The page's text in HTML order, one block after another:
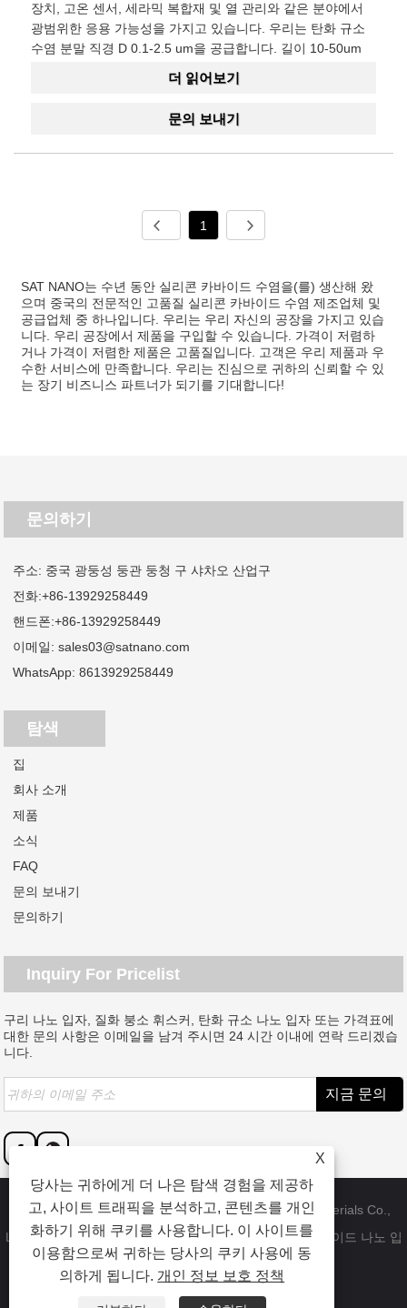
장치, 고온 센서, 세라믹 복합재 및 열 관리와 같은 분야에서
광범위한 응용 가능성을 가지고 있습니다. 우리는 탄화 규소
수염 분말 직경 D 0.1-2.5 um을 공급합니다. 길이 10-50um
더 읽어보기
문의 보내기
1
SAT NANO는 수년 동안 실리콘 카바이드 수염을(를) 생산해 왔
으며 중국의 전문적인 고품질 실리콘 카바이드 수염 제조업체 및
공급업체 중 하나입니다. 우리는 우리 자신의 공장을 가지고 있습
니다. 우리 공장에서 제품을 구입할 수 있습니다. 가격이 저렴하
거나 가격이 저렴한 제품은 고품질입니다. 고객은 우리 제품과 우
수한 서비스에 만족합니다. 우리는 진심으로 귀하의 신뢰할 수 있
는 장기 비즈니스 파트너가 되기를 기대합니다!
문의하기
주소: 중국 광둥성 둥관 둥청 구 샤차오 산업구
전화:+86-13929258449
핸드폰:+86-13929258449
이메일:sales03@satnano.com
WhatsApp:8613929258449
탐색
집
회사 소개
제품
소식
FAQ
문의 보내기
문의하기
Inquiry For Pricelist
구리 나노 입자, 질화 붕소 휘스커, 탄화 규소 나노 입자 또는 가격표에
대한 문의 사항은 이메일을 남겨 주시면 24 시간 이내에 연락 드리겠습
니다.
Copyright © 2023 Dongguan SAT nano technology materials Co.,
LTD - 중국 구리 나노 입자, 붕소 질화물 수염, 실리콘 카바이드 나노 입
자 공장 - 판권 소유.
X
당사는 귀하에게 더 나은 탐색 경험을 제공하
고, 사이트 트래픽을 분석하고, 콘텐츠를 개인
화하기 위해 쿠키를 사용합니다. 이 사이트를
이용함으로써 귀하는 당사의 쿠키 사용에 동
의하게 됩니다. 개인 정보 보호 정책